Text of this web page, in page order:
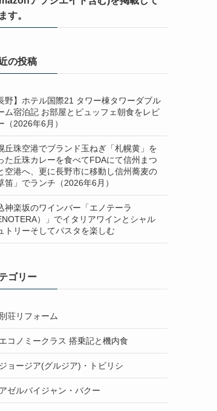
す。
の投稿
野】ホテル国際21 タワー棟タワーダブル
ム宿泊記 お部屋とビュッフェ朝食をレビ
（2026年6月）
丘珠空港でブランド玉ねぎ「札幌黄」を
た丘珠カレーを食べてFDAにて信州まつ
空港へ、更に長野市に移動し信州蕎麦の
笛」でランチ（2026年6月）
神楽坂のワインバー「エノテーラ
）」でイタリアワインとシャル
トリーそしてパスタを楽しむ
ゴリー
別荘リフォーム
エコノミークラス 搭乗記と機内食
ジョージア(グルジア)・トビリシ
アゼルバイジャン・バクー